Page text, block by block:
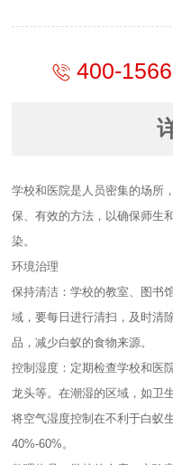
400-
学校和医院是人员密集的场所
保、有效的方法，以确保师生
染。
环境治理
保持清洁：学校的教室、图书
域，要每日进行清扫，及时清
品，减少白蚁的食物来源。
控制湿度：定期检查学校和医
龙头等。在潮湿的区域，如卫
将空气湿度控制在不利于白蚁
40%-60%。